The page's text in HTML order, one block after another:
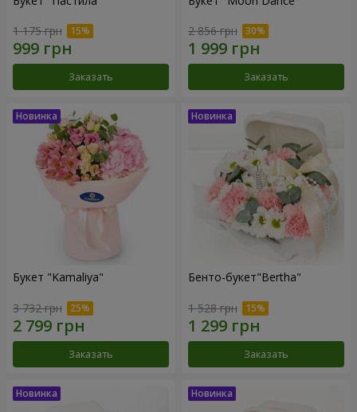
1 175 грн
Заказать
2 856 грн
Заказать
Букет "Kamaliya"
3 732 грн
Заказать
Бенто-букет"Bertha"
1 528 грн
Заказать